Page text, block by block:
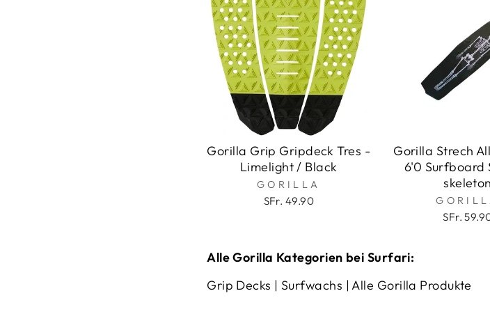
Gorilla Grip Gripdeck Tres -
Limelight / Black
GORILLA
SFr. 49.90
Gorilla Strech
6'0 Surfboard
skeleton
SFr.
Alle Gorilla Kategorien bei Surfari:
Grip Decks | Surfwachs |Alle Gorilla Produkte